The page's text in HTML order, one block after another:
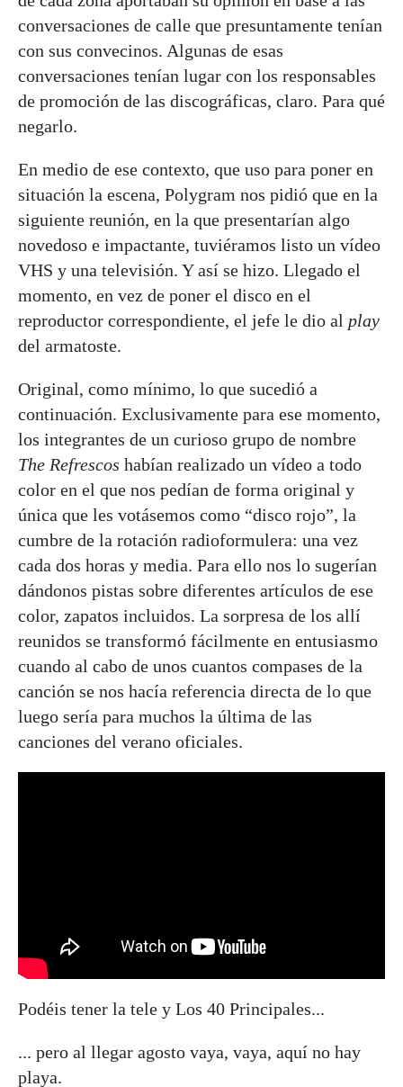
conversaciones de calle que presuntamente tenían
con sus convecinos. Algunas de esas
conversaciones tenían lugar con los responsables
de promoción de las discográficas, claro. Para qué
negarlo.
En medio de ese contexto, que uso para poner en
situación la escena, Polygram nos pidió que en la
siguiente reunión, en la que presentarían algo
novedoso e impactante, tuviéramos listo un vídeo
VHS y una televisión. Y así se hizo. Llegado el
momento, en vez de poner el disco en el
reproductor correspondiente, el jefe le dio al play
del armatoste.
Original, como mínimo, lo que sucedió a
continuación. Exclusivamente para ese momento,
los integrantes de un curioso grupo de nombre
The Refrescos habían realizado un vídeo a todo
color en el que nos pedían de forma original y
única que les votásemos como “disco rojo”, la
cumbre de la rotación radioformulera: una vez
cada dos horas y media. Para ello nos lo sugerían
dándonos pistas sobre diferentes artículos de ese
color, zapatos incluidos. La sorpresa de los allí
reunidos se transformó fácilmente en entusiasmo
cuando al cabo de unos cuantos compases de la
canción se nos hacía referencia directa de lo que
luego sería para muchos la última de las
canciones del verano oficiales.
Podéis tener la tele y Los 40 Principales...
... pero al llegar agosto vaya, vaya, aquí no hay
playa.